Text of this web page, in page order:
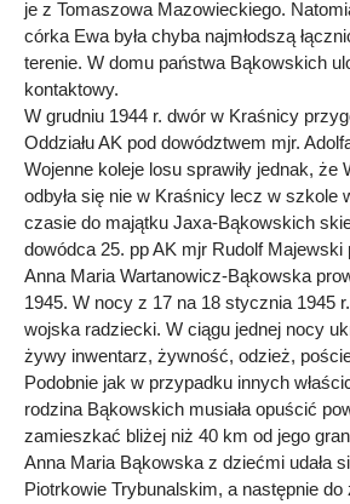
je z Tomaszowa Mazowieckiego.
córka Ewa była chyba najmłodszą
terenie. W domu państwa Bąkowskich
kontaktowy.
W grudniu 1944 r. dwór w Kraśnicy
Oddziału AK pod dowództwem mjr.
Wojenne koleje losu sprawiły jednak, że
odbyła się nie w Kraśnicy lecz w szkole
czasie do majątku Jaxa-Bąkowskich
dowódca 25. pp AK mjr Rudolf Majewski
Anna Maria Wartanowicz-Bąkowska
1945. W nocy z 17 na 18 stycznia 1945
wojska radziecki. W ciągu jednej nocy
żywy inwentarz, żywność, odzież,
Podobnie jak w przypadku innych
rodzina Bąkowskich musiała opuścić
zamieszkać bliżej niż 40 km od jego
Anna Maria Bąkowska z dziećmi udała
Piotrkowie Trybunalskim, a następnie